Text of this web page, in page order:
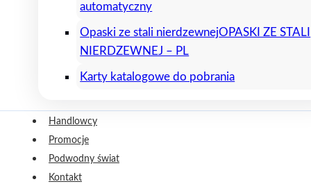
automatyczny
Opaski ze stali nierdzewnejOPASKI ZE STALI
NIERDZEWNEJ – PL
Karty katalogowe do pobrania
Handlowcy
Promocje
Podwodny świat
Kontakt